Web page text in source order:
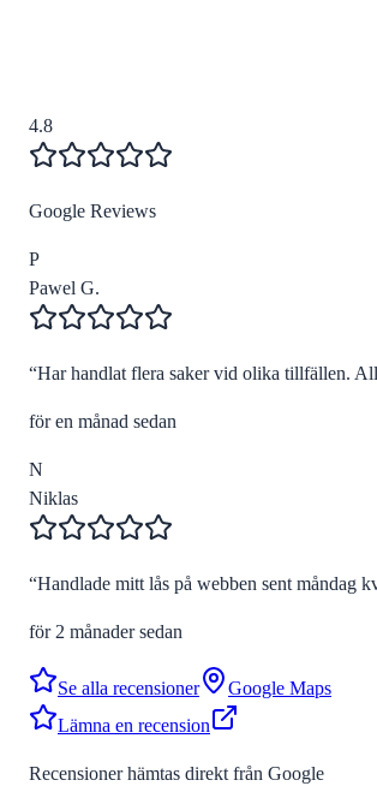
4.8
Google Reviews
P
Pawel G.
“Har handlat flera saker vid olika tillfällen.
för en månad sedan
N
Niklas
“Handlade mitt lås på webben sent måndag
för 2 månader sedan
Se alla recensioner
Google Maps
Lämna en recension
Recensioner hämtas direkt från Google